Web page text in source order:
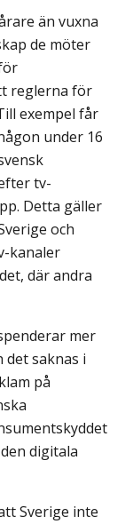
än vuxna
de möter
reglerna för
exempel får
under 16
tv-
Detta gäller
och
kanaler
där andra
mer
det saknas i
på
digitala
Sverige inte